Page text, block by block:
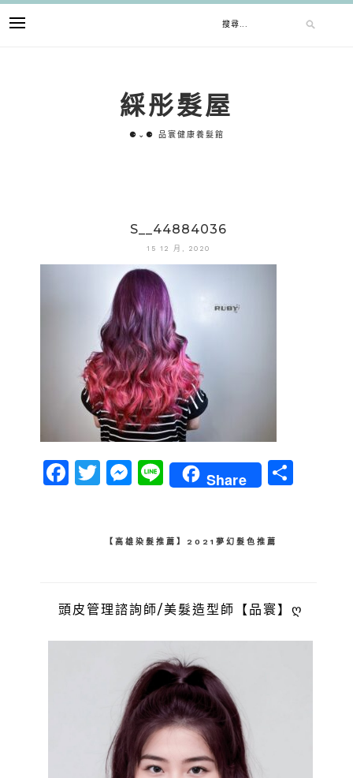
關
綵彤髮屋
⚈⌄⚈ 品寰健康養髮館
S__44884036
15 12 月, 2020
Facebook
Twitter
Messenger
LineShare
分
【高雄染髮推薦】2021夢幻髮色推薦
頭皮管理諮詢師/美髮造型師【品寰】ღ